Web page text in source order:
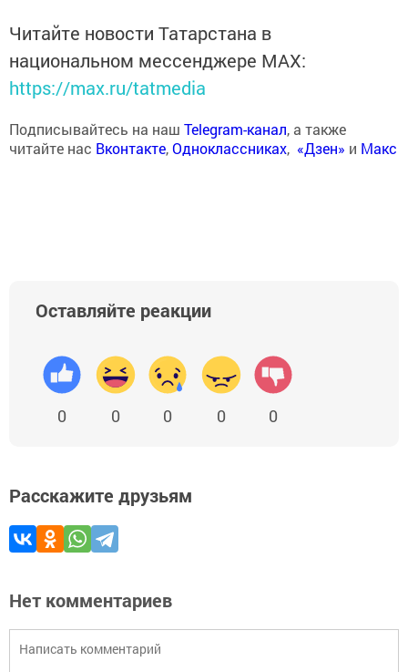
Читайте новости Татарстана в
национальном мессенджере MАХ:
https://max.ru/tatmedia
Подписывайтесь на наш Telegram-канал, а также
читайте нас Вконтакте,Одноклассниках, «Дзен» и Макс
Оставляйте реакции
0 0 0 0 0
Расскажите друзьям
Нет комментариев